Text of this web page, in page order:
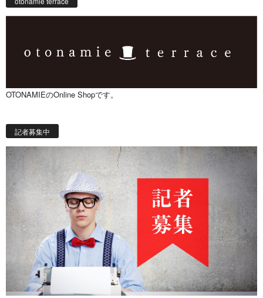
OTONAMIEのOnline Shopです。
記者募集中